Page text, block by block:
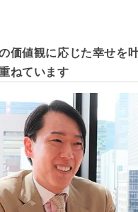
価値観に応じた幸せを
ねています